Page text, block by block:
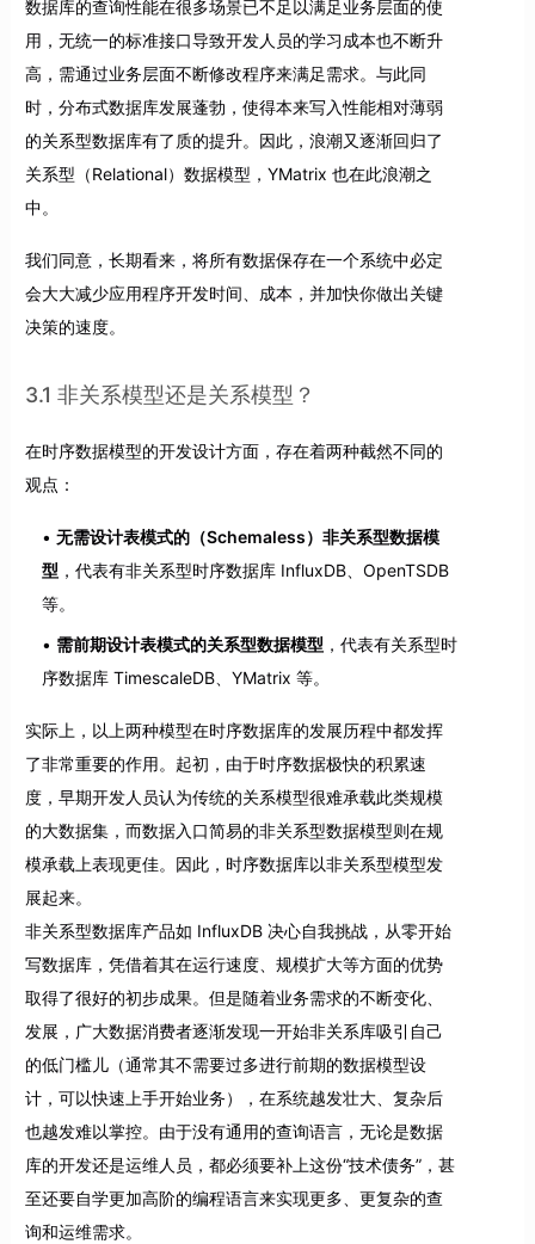
数据库的查询性能在很多场景已不足以满足业务层面的使
用，无统一的标准接口导致开发人员的学习成本也不断升
高，需通过业务层面不断修改程序来满足需求。与此同
时，分布式数据库发展蓬勃，使得本来写入性能相对薄弱
的关系型数据库有了质的提升。因此，浪潮又逐渐回归了
关系型（Relational）数据模型，YMatrix 也在此浪潮之
中。
我们同意，长期看来，将所有数据保存在一个系统中必定
会大大减少应用程序开发时间、成本，并加快你做出关键
决策的速度。
3.1 非关系模型还是关系模型？
在时序数据模型的开发设计方面，存在着两种截然不同的
观点：
无需设计表模式的（Schemaless）非关系型数据模
型 ，代表有非关系型时序数据库 InfluxDB、OpenTSDB
等。
需前期设计表模式的关系型数据模型 ，代表有关系型时
序数据库 TimescaleDB、YMatrix 等。
实际上，以上两种模型在时序数据库的发展历程中都发挥
了非常重要的作用。起初，由于时序数据极快的积累速
度，早期开发人员认为传统的关系模型很难承载此类规模
的大数据集，而数据入口简易的非关系型数据模型则在规
模承载上表现更佳。因此，时序数据库以非关系型模型发
展起来。
非关系型数据库产品如 InfluxDB 决心自我挑战，从零开始
写数据库，凭借着其在运行速度、规模扩大等方面的优势
取得了很好的初步成果。但是随着业务需求的不断变化、
发展，广大数据消费者逐渐发现一开始非关系库吸引自己
的低门槛儿（通常其不需要过多进行前期的数据模型设
计，可以快速上手开始业务），在系统越发壮大、复杂后
也越发难以掌控。由于没有通用的查询语言，无论是数据
库的开发还是运维人员，都必须要补上这份“技术债务”，甚
至还要自学更加高阶的编程语言来实现更多、更复杂的查
询和运维需求。